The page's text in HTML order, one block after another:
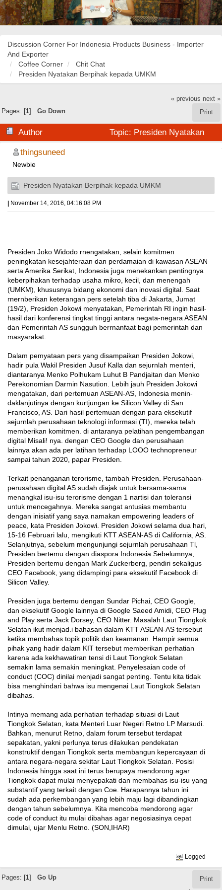
Discussion Corner For Indonesia Products Business - Importer
And Exporter
Coffee Corner
Chit Chat
Presiden Nyatakan Berpihak kepada UMKM
« previous next »
Print
Pages: [1] Go Down
Author
Topic: Presiden Nyatakan
Berpihak kepada UMKM (Read 26261 times)
thingsuneed
Newbie
Presiden Nyatakan Berpihak kepada UMKM
| November 14, 2016, 04:16:08 PM
Pre­siden Joko Widodo rnengatakan, selain komitmen
peningkatan kesejahteraan dan perdamaian di kawasan ASEAN
serta Amerika Serikat, Indonesia juga mene­kankan pentingnya
keberpihak­an terhadap usaha mikro, kecil, dan menengah
(UMKM), khu­susnya bidang ekonomi dan inovasi digital. Saat
rnernberikan keterangan pers setelah tiba di Jakarta, Jum­at
(19/2), Presiden Jokowi me­nyatakan, Pemerintah RI ingin hasil-
hasil dari konferensi ting­kat tinggi antara negata-negara ASEAN
dan Pemerintah AS sungguh berrnanfaat bagi peme­rintah dan
masyarakat.
Dalam pemyataan pers yang disampaikan Presiden Jokowi,
hadir pula Wakil Presiden Jusuf Kalla dan sejurnlah menteri,
diantaranya Menko Polhukam Lu­hut B Pandjaitan dan Menko
Per­ekonomian Darmin Nasution. Lebih jauh Presiden Jokowi
mengatakan, dari pertemuan ASEAN-AS, Indonesia menin­
daklanjutinya dengan kurtjungan ke Silicon Valley di San
Francisco, AS. Dari hasil pertemuan dengan para eksekutif
sejurnlah perusa­haan teknologi informasi (TI), mereka telah
memberikan ko­mitmen. di antaranya pelatihan pengembangan
digital Misali! nya. dengan CEO Google dan perusahaan
lainnya akan ada pe­r latihan terhadap LOOO technopreneur
sampai tahun 2020, papar Presiden.
Terkait penanganan teroris­me, tambah Presiden. Perusaha­an-
perusahaan digital AS sudah diajak untuk bersama-sama
menangkal isu-isu terorisme dengan 1 nartisi dan toleransi
untuk men­cegahnya. Mereka sangat antu­sias membantu
dengan inisiatif yang saya namakan empowering leaders of
peace, kata Presiden Jokowi. Presiden Jokowi selama dua hari,
15-16 Februari lalu, meng­ikuti KTT ASEAN-AS di Cali­fornia, AS.
Selanjutnya, sebelum mengunjungi sejurnlah perusahaan Tl,
Presiden bertemu de­ngan diaspora Indonesia Sebelumnya,
Presiden berte­mu dengan Mark Zuckerberg, pendiri sekaligus
CEO Facebook, yang didampingi para eksekutif Facebook di
Silicon Valley.
Pre­siden juga bertemu dengan Sun­dar Pichai, CEO Google,
dan ek­sekutif Google lainnya di Google­ Saeed Amidi, CEO Plug
and Play serta Jack Dorsey, CEO Nitter. Masalah Laut Tiongkok
Sela­tan ikut menjad.i bahasan dalam KTT ASEAN-AS tersebut
ketika membahas topik politik dan keamanan. Hampir semua
pihak yang hadir dalam KIT tersebut memberikan perhatian
karena ada kekhawatiran tensi di Laut Tiongkok Selatan
semakin lama semakin meningkat. Penyelesaian code of
conduct (COC) dinilai menjadi sangat penting. Tentu kita tidak
bisa menghindari bahwa isu mengenai Laut Tiongkok Selatan
di­bahas.
Intinya memang ada per­hatian terhadap situasi di Laut
Tiongkok Selatan, kata Menteri Luar Negeri Retno LP Marsudi.
Bahkan, menurut Retno, dalam forum tersebut terdapat
sepakatan, yakni perlunya terus dilakukan pendekatan
konstruk­tif dengan Tiongkok serta mem­bangun kepercayaan di
antara negara-negara sekitar Laut Ti­ongkok Selatan. Posisi
Indonesia hingga saat ini terus berupaya mendorong agar
Tiongkok dapat mulai me­nyepakati dan membahas isu-isu yang
substantif yang terkait de­ngan Coe. Harapannya tahun ini
sudah ada perkembangan yang lebih maju lagi dibandingkan
de­ngan tahun sebelumnya. Kita mencoba mendorong agar
code of conduct itu mulai dibahas agar negosiasinya cepat
dimulai, ujar Menlu Retno. (SON,IHAR)
Logged
Print
Pages: [ 1] Go Up